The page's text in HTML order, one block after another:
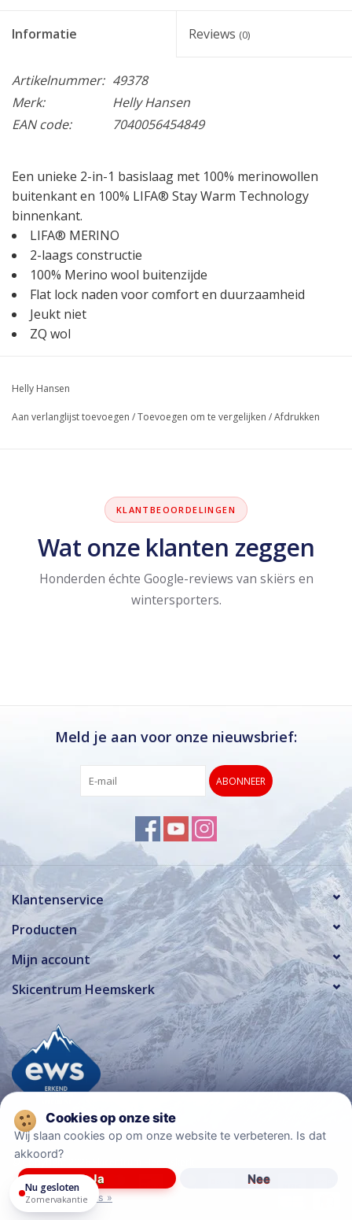
Informatie Reviews (0)
Artikelnummer: 49378
Merk:
Helly Hansen
EAN code:
7040056454849
Een unieke 2-in-1 basislaag met 100% merinowollen
buitenkant en 100% LIFA® Stay Warm Technology
binnenkant.
LIFA® MERINO
2-laags constructie
100% Merino wool buitenzijde
Flat lock naden voor comfort en duurzaamheid
Jeukt niet
ZQ wol
Helly Hansen
Aan verlanglijst toevoegen /Toevoegen om te vergelijken /Afdrukken
KLANTBEOORDELINGEN
Wat onze klanten zeggen
Honderden échte Google-reviews van skiërs en
wintersporters.
Meld je aan voor onze nieuwsbrief:
ABONNEER
Klantenservice
Producten
Mijn account
Skicentrum Heemskerk
© Copyright 2026 Skicentrum Heemskerk
Wij slaan cookies op om onze website te verbeteren. Is dat
akkoord?
Ja Nee
Meer over cookies »
Nu gesloten
Zomervakantie